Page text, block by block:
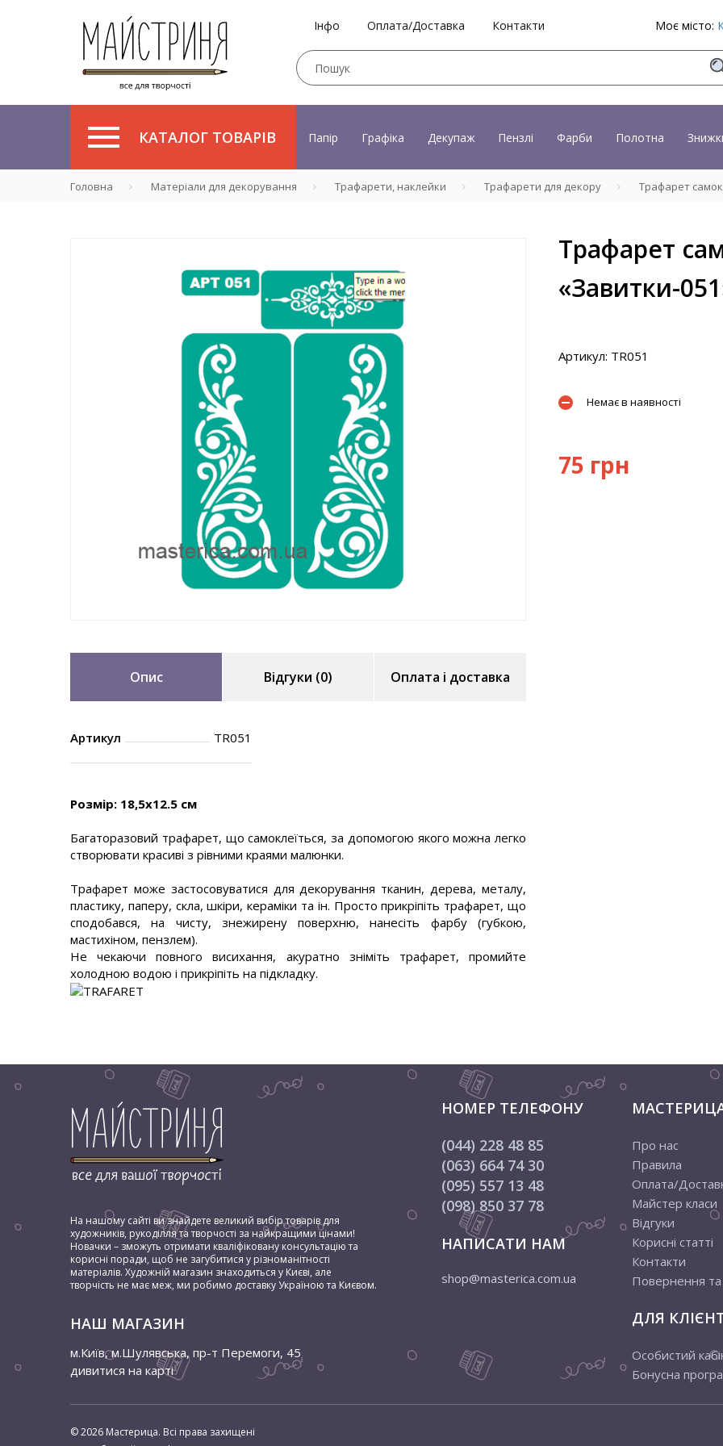
Інфо Оплата/Доставка Контакти Моє місто:
КАТАЛОГ ТОВАРІВ Папір Графіка Декупаж Пензлі Фарби Полотна
Головна Матеріали для декорування Трафарети, наклейки Трафарети для декору Трафарет
Опис Відгуки (0) Оплата і доставка
Артикул TR051
Розмір: 18,5х12.5 см
Багаторазовий трафарет, що самоклеїться, за допомогою якого можна легко
створювати красиві з рівними краями малюнки.
Трафарет може застосовуватися для декорування тканин, дерева, металу,
пластику, паперу, скла, шкіри, кераміки та ін. Просто прикріпіть трафарет, що
сподобався, на чисту, знежирену поверхню, нанесіть фарбу (губкою,
мастихіном, пензлем).
Не чекаючи повного висихання, акуратно зніміть трафарет, промийте
холодною водою і прикріпіть на підкладку.
Трафарет
«Завитки-
Артикул: TR051
Немає в наявності
75 грн
На нашому сайті ви знайдете великий вибір товарів для
художників, рукоділля та творчості за найкращими цінами!
Новачки – зможуть отримати кваліфіковану консультацію та
корисні поради, щоб не загубитися у різноманітності
матеріалів. Художній магазин знаходиться у Києві, але
творчість не має меж, ми робимо доставку Україною та Києвом.
НАШ МАГАЗИН
м.Київ, м.Шулявська, пр-т Перемоги, 45
дивитися на карті
НОМЕР ТЕЛЕФОНУ
(044) 228 48 85
(063) 664 74 30
(095) 557 13 48
(098) 850 37 78
НАПИСАТИ НАМ
shop@masterica.com.ua
Про нас
Правила
Оплата/
Майстер класи
Відгуки
Корисні статті
Контакти
Повернення та
ДЛЯ
Особистий
Бонусна
© 2026 Мастерица. Всі права захищені